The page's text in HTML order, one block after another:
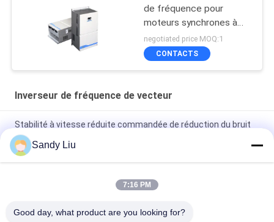
de fréquence pour
moteurs synchrones à
aimants permanents
negotiated price MOQ:1
CONTACTS
Inverseur de fréquence de vecteur
Stabilité à vitesse réduite commandée de réduction du bruit
d'inverseur d'entraînement de fréquence de vecteur
Inverseur de fréquence de vecteur d'OIN moteur synchrone à
un aimant permanent de 1 phase
de fréquence de 3 phases
Sandy Liu
7:16 PM
Good day, what product are you looking for?